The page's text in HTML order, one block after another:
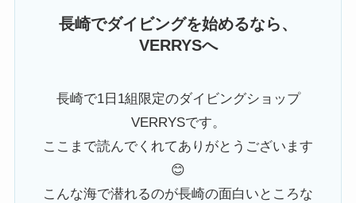
長崎でダイビングを始めるなら、
VERRYSへ
長崎で1日1組限定のダイビングショップ
VERRYSです。
ここまで読んでくれてありがとうございます
😊
こんな海で潜れるのが長崎の面白いところな